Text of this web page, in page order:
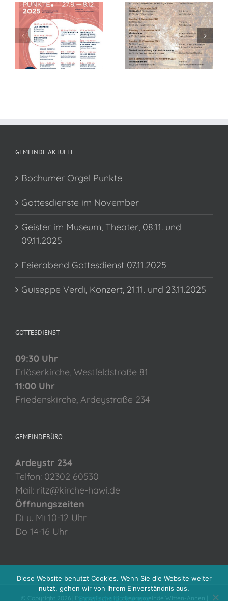
Gottesdienste
im November
GEMEINDE AKTUELL
Bochumer Orgel Punkte
Gottesdienste im November
Geister im Museum, Theater, 08.11. und
09.11.2025
Feierabend Gottesdienst 07.11.2025
Guiseppe Verdi, Konzert, 21.11. und 23.11.2025
GOTTESDIENST
09:30 Uhr
Erlöserkirche, Westfeldstraße 81
11:00 Uhr
Friedenskirche, Ardeystraße 234
GEMEINDEBÜRO
Ardeystr 234
Telfon: 02302 60530
Mail: ritz@kirche-hawi.de
Öffnungszeiten
Di u. Mi 10-12 Uhr
Do 14-16 Uhr
© Copyright 2026 | Evangelische Kirchengemeinde Witten-Annen |
Diese Website benutzt Cookies. Wenn Sie die Website weiter
nutzt, gehen wir von Ihrem Einverständnis aus.
Datenschutzerklärung